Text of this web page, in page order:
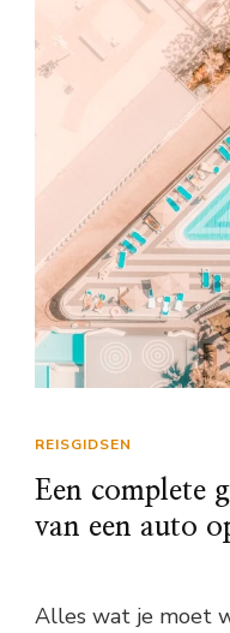
REISGIDSEN
Een complete
van een auto
Alles wat je moet